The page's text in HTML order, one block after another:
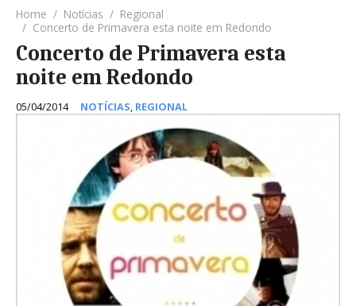
Home Notícias
Regional
Concerto de Primavera esta noite em Redondo
Concerto de Primavera esta
noite em Redondo
05/04/2014 NOTÍCIAS, REGIONAL